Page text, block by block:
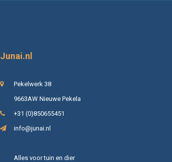
Junai.nl
Pekelwerk 38
9663AW Nieuwe Pekela
+31 (0)850655451
info@junai.nl
Alles voor tuin en dier